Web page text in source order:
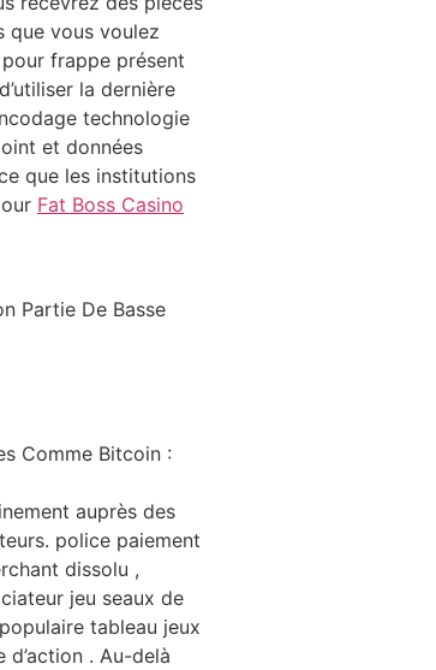
que vous voulez
frappe présent
la dernière
technologie
et données
que les institutions
Fat Boss Casino
Partie De Basse
Comme Bitcoin :
auprès des
police paiement
dissolu ,
jeu seaux de
tableau jeux
. Au-delà